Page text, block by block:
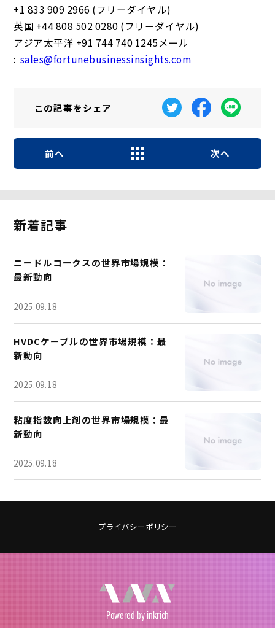
+1 833 909 2966 (フリーダイヤル)
英国 +44 808 502 0280 (フリーダイヤル)
アジア太平洋 +91 744 740 1245メール
: sales@fortunebusinessinsights.com
この記事をシェア
前へ 次へ
新着記事
ニードルコークスの世界市場規模：
最新動向
2025.09.18
HVDCケーブルの世界市場規模：最
新動向
2025.09.18
粘度指数向上剤の世界市場規模：最
新動向
2025.09.18
プライバシーポリシー
Powered by inkrich